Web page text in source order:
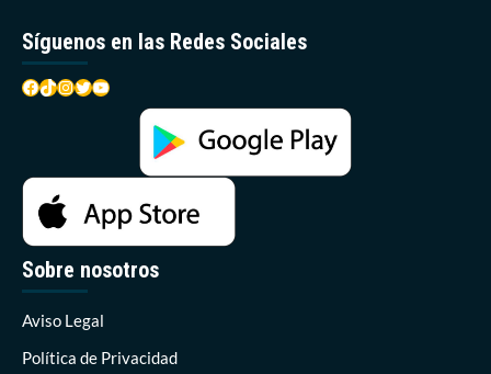
Síguenos en las Redes Sociales
Facebook
TikTok
Instagram
Twitter
YouTube
Sobre nosotros
Aviso Legal
Política de Privacidad